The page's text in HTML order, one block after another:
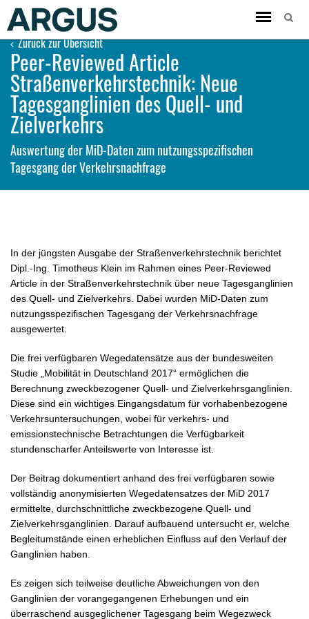
Toggle
Zurück zur Übersicht
Peer-Reviewed Article
Straßenverkehrstechnik: Neue
Tagesganglinien des Quell- und
Zielverkehrs
Auswertung der MiD-Daten zum nutzungsspezifischen
Tagesgang der Verkehrsnachfrage
In der jüngsten Ausgabe der Straßenverkehrstechnik berichtet
Dipl.-Ing. Timotheus Klein im Rahmen eines Peer-Reviewed
Article in der Straßenverkehrstechnik über neue Tagesganglinien
des Quell- und Zielverkehrs. Dabei wurden MiD-Daten zum
nutzungsspezifischen Tagesgang der Verkehrsnachfrage
ausgewertet.
Die frei verfügbaren Wegedatensätze aus der bundesweiten
Studie „Mobilität in Deutschland 2017“ ermöglichen die
Berechnung zweckbezogener Quell- und Zielverkehrsganglinien.
Diese sind ein wichtiges Eingangsdatum für vorhabenbezogene
Verkehrsuntersuchungen, wobei für verkehrs- und
emissionstechnische Betrachtungen die Verfügbarkeit
stundenscharfer Anteilswerte von Interesse ist.
Der Beitrag dokumentiert anhand des frei verfügbaren sowie
vollständig anonymisierten Wegedatensatzes der MiD 2017
ermittelte, durchschnittliche zweckbezogene Quell- und
Zielverkehrsganglinien. Darauf aufbauend untersucht er, welche
Begleitumstände einen erheblichen Einfluss auf den Verlauf der
Ganglinien haben.
Es zeigen sich teilweise deutliche Abweichungen von den
Ganglinien der vorangegangenen Erhebungen und ein
überraschend ausgeglichener Tagesgang beim Wegezweck